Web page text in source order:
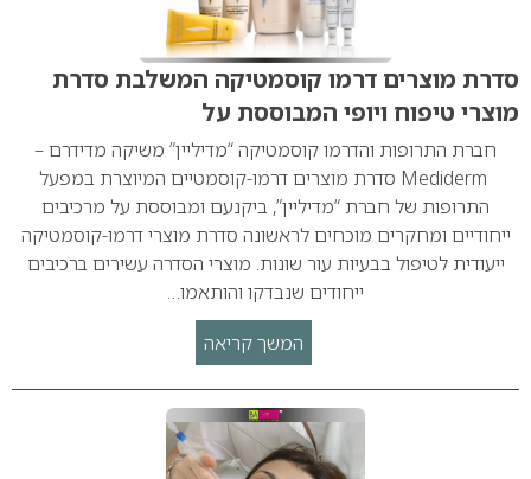
סדרת מוצרים דרמו קוסמטיקה המשלבת סדרת
מוצרי טיפוח ויופי המבוססת על
חברת התרופות והדרמו קוסמטיקה “מדיליין” משיקה מדידרם –
Mediderm סדרת מוצרים דרמו-קוסמטיים המיוצרת במפעל
התרופות של חברת “מדיליין”, ביקנעם ומבוססת על מרכיבים
ייחודיים ומחקרים מוכחים לראשונה סדרת מוצרי דרמו-קוסמטיקה
ייעודית לטיפול בבעיות עור שונות. מוצרי הסדרה עשירים ברכיבים
ייחודים שנבדקו והותאמו…
המשך קריאה